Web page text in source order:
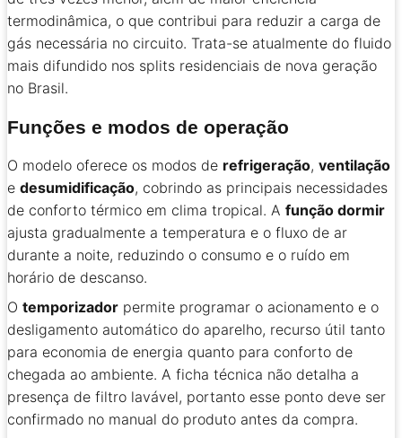
termodinâmica, o que contribui para reduzir a carga de
gás necessária no circuito. Trata-se atualmente do fluido
mais difundido nos splits residenciais de nova geração
no Brasil.
Funções e modos de operação
O modelo oferece os modos de refrigeração, ventilação
e desumidificação, cobrindo as principais necessidades
de conforto térmico em clima tropical. A função dormir
ajusta gradualmente a temperatura e o fluxo de ar
durante a noite, reduzindo o consumo e o ruído em
horário de descanso.
O temporizador permite programar o acionamento e o
desligamento automático do aparelho, recurso útil tanto
para economia de energia quanto para conforto de
chegada ao ambiente. A ficha técnica não detalha a
presença de filtro lavável, portanto esse ponto deve ser
confirmado no manual do produto antes da compra.